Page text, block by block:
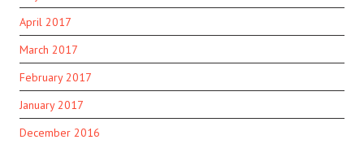
April 2017
March 2017
February 2017
January 2017
December 2016